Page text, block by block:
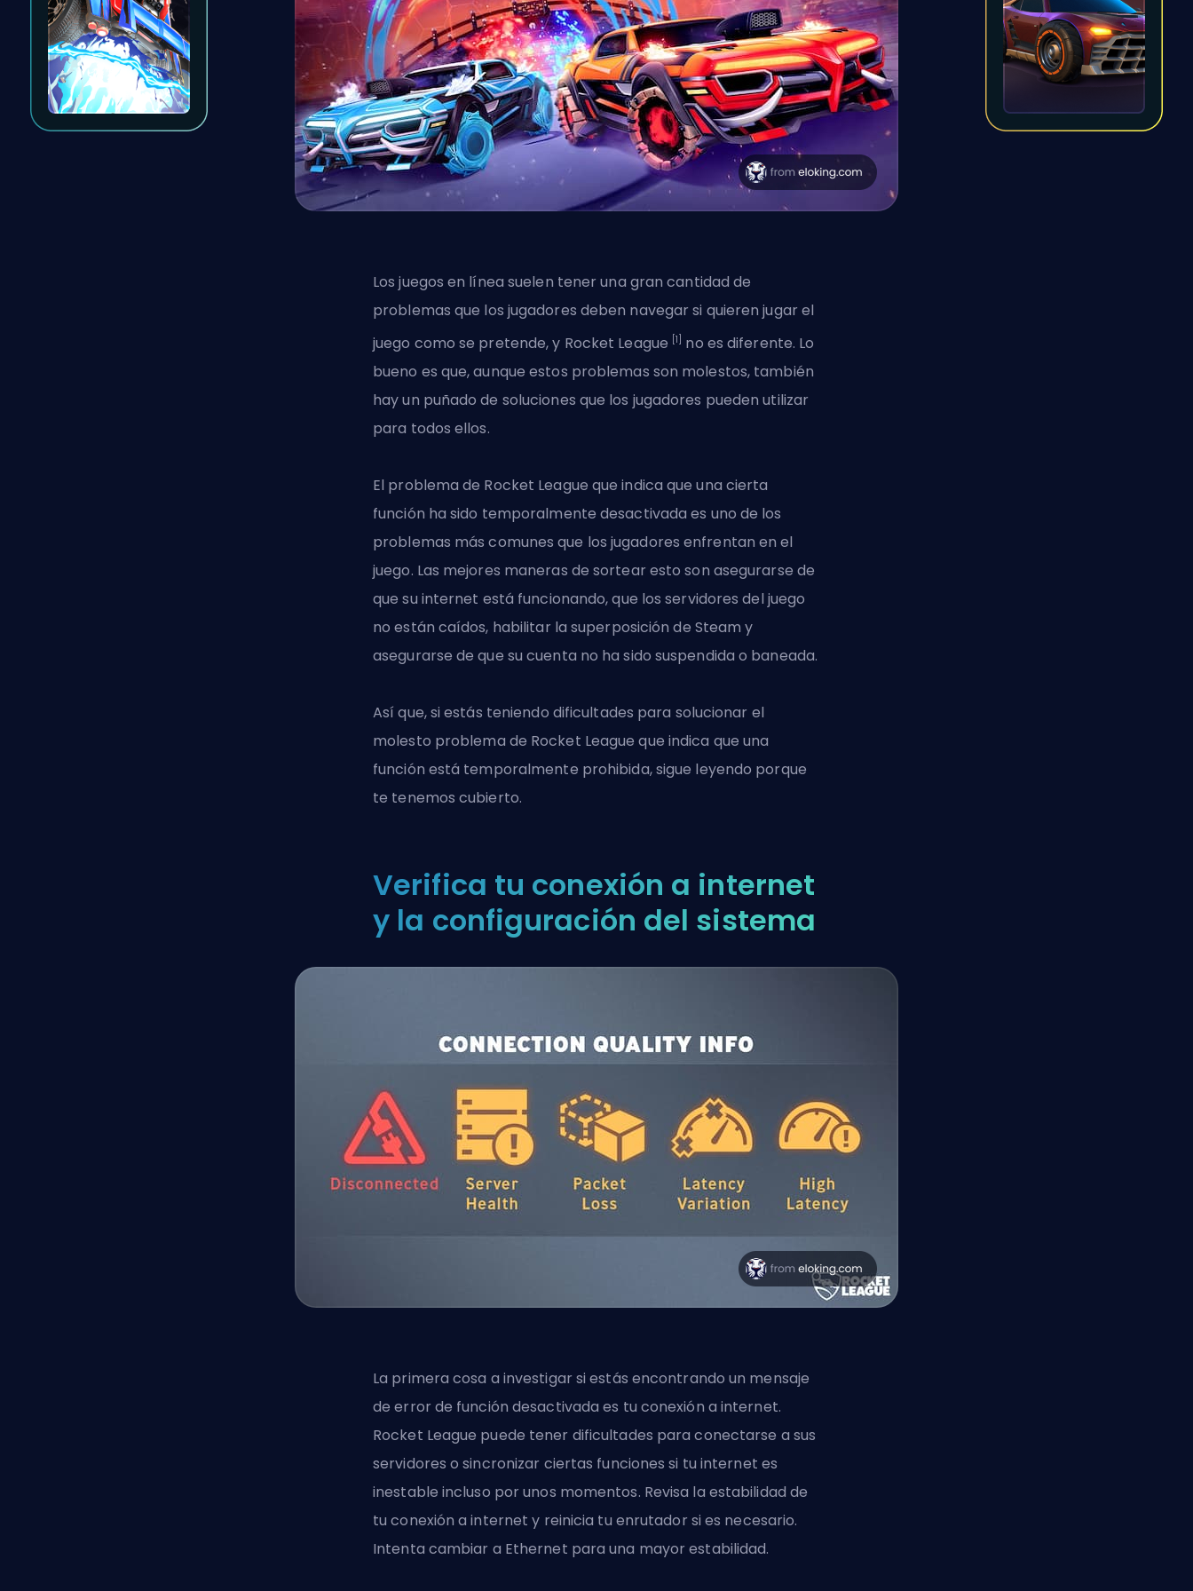
Los juegos en línea suelen tener una gran cantidad de
problemas que los jugadores deben navegar si quieren jugar el
juego como se pretende, y Rocket League [1]
no es diferente. Lo
bueno es que, aunque estos problemas son molestos, también
hay un puñado de soluciones que los jugadores pueden utilizar
para todos ellos.
El problema de Rocket League que indica que una cierta
función ha sido temporalmente desactivada es uno de los
problemas más comunes que los jugadores enfrentan en el
juego. Las mejores maneras de sortear esto son asegurarse de
que su internet está funcionando, que los servidores del juego
no están caídos, habilitar la superposición de Steam y
asegurarse de que su cuenta no ha sido suspendida o baneada.
Así que, si estás teniendo dificultades para solucionar el
molesto problema de Rocket League que indica que una
función está temporalmente prohibida, sigue leyendo porque
te tenemos cubierto.
Verifica tu conexión a internet
y la configuración del sistema
La primera cosa a investigar si estás encontrando un mensaje
de error de función desactivada es tu conexión a internet.
Rocket League puede tener dificultades para conectarse a sus
servidores o sincronizar ciertas funciones si tu internet es
inestable incluso por unos momentos. Revisa la estabilidad de
tu conexión a internet y reinicia tu enrutador si es necesario.
Intenta cambiar a Ethernet para una mayor estabilidad.